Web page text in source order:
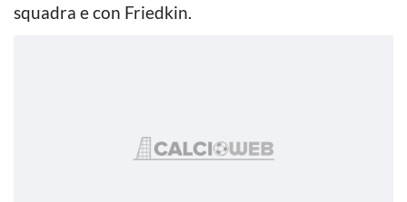
squadra e con Friedkin.